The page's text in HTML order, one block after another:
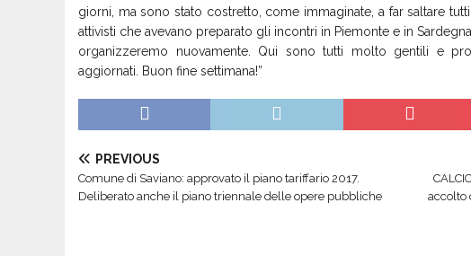
giorni, ma sono stato costretto, come immaginate, a far saltare
attivisti che avevano preparato gli incontri in Piemonte e in
organizzeremo nuovamente. Qui sono tutti molto gentili e
aggiornati. Buon fine settimana!”
PREVIOUS
Comune di Saviano: approvato il piano tariffario 2017.
Deliberato anche il piano triennale delle opere pubbliche
accolto